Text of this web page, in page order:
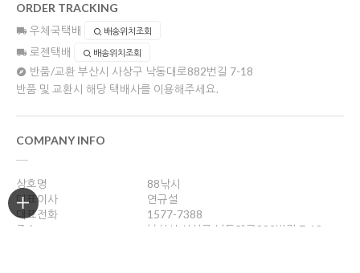
ORDER TRACKING
우체국택배 배송위치조회
로젠택배 배송위치조회
반품/교환 부산시 사상구 낙동대로882번길 7-18
반품 및 교환시 해당 택배사를 이용해주세요.
COMPANY INFO
상호명
88낚시
대표이사
연규설
대표전화
1577-7388
주소
부산시 사상구 낙동대로882번길 7-18